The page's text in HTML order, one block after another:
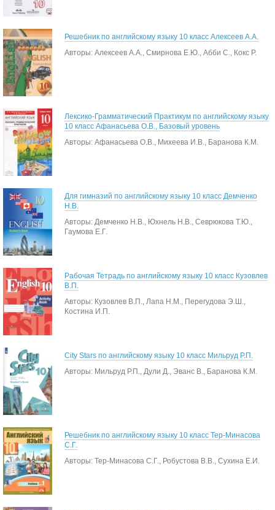
Решебник по английскому языку 10 класс Алексеев А.А.
Авторы: Алексеев А.А., Смирнова Е.Ю., Абби С., Кокс Р.
Лексико-Грамматический Практикум по английскому языку
10 класс Афанасьева О.В., Базовый уровень
Авторы: Афанасьева О.В., Михеева И.В., Баранова К.М.
Для гимназий по английскому языку 10 класс Демченко
Н.В.
Авторы: Демченко Н.В., Юхнель Н.В., Севрюкова Т.Ю.,
Гаумова Е.Г.
Рабочая Тетрадь по английскому языку 10 класс Кузовлев
В.П.
Авторы: Кузовлев В.П., Лапа Н.М., Перегудова Э.Ш.,
Костина И.П.
City Stars по английскому языку 10 класс Мильруд Р.П.
Авторы: Мильруд Р.П., Дули Д., Эванс В., Баранова К.М.
Решебник по английскому языку 10 класс Тер-Минасова
С.Г.
Авторы: Тер-Минасова С.Г., Робустова В.В., Сухина Е.И.